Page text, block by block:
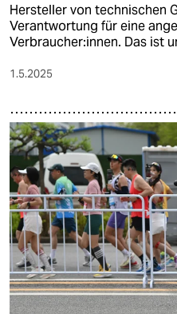
Hersteller von technischen
Verantwortung für eine
Verbraucher:innen. Das ist
1.5.2025